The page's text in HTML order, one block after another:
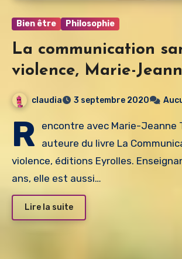
Bien être Philosophie
La communication
violence, Marie-
Trouchaud
claudia 3 septembre 2020
R
encontre avec Marie-Jeanne
auteure du livre La
violence, éditions Eyrolles.
ans, elle est aussi…
Lire la suite